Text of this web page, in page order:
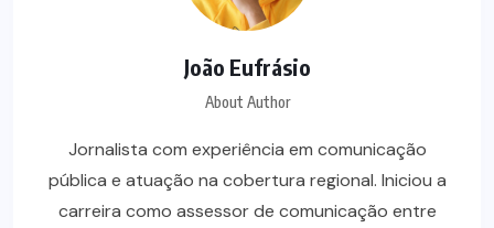
João Eufrásio
About Author
Jornalista com experiência em comunicação
pública e atuação na cobertura regional. Iniciou a
carreira como assessor de comunicação entre